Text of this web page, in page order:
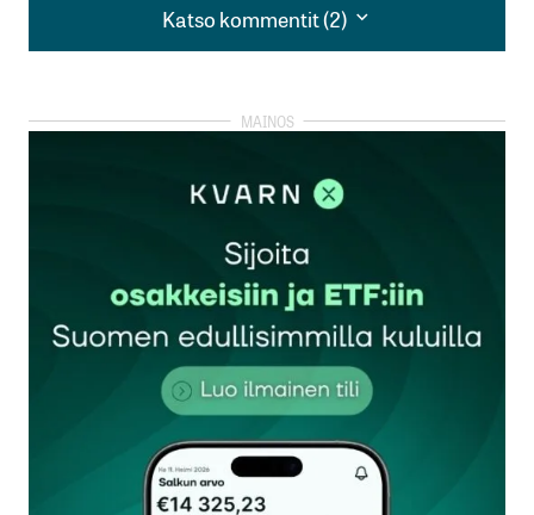
Katso kommentit (2)
Katso kommentit (2)
pitkään,mutta nyt näyttää paljon paremmalta.Pitää
potin,onhan neste Euroopan suurin toimija tällä
Vastaa
Erinomainen artikkeli pitkään Nestettä
11.9.2025 at 11:07